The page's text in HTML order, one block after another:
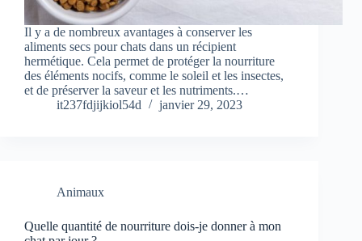
Il y a de nombreux avantages à conserver les
aliments secs pour chats dans un récipient
hermétique. Cela permet de protéger la nourriture
des éléments nocifs, comme le soleil et les insectes,
et de préserver la saveur et les nutriments.…
it237fdjijkiol54d
janvier 29, 2023
Animaux
Quelle quantité de nourriture dois-je donner à mon